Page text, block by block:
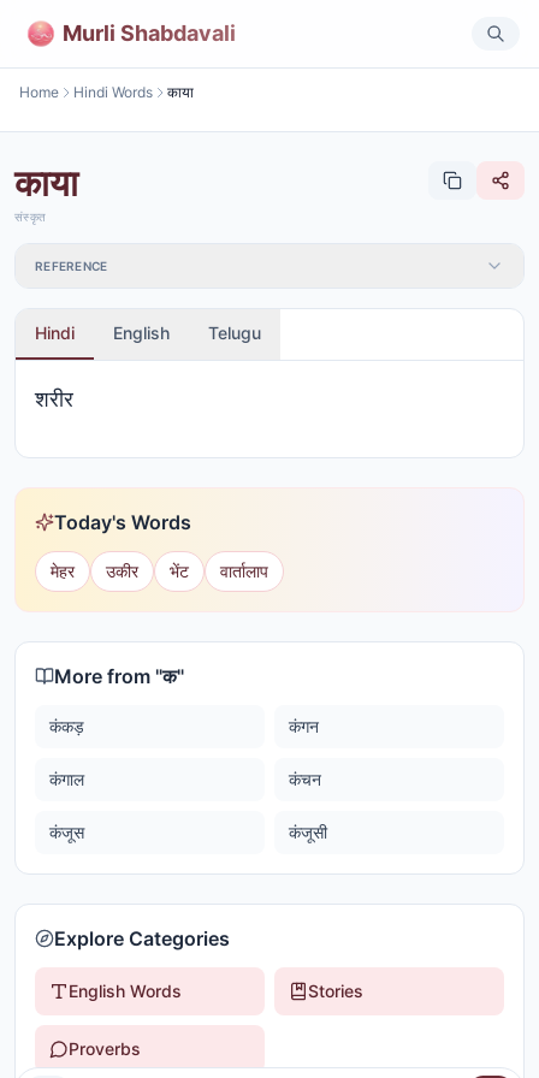
Murli Shabdavali
Home Hindi Words काया
काया
संस्कृत
REFERENCE
Hindi English Telugu
शरीर
Today's Words
मेहर उकीर भेंट वार्तालाप
More from "क"
कंकड़ कंगन
कंगाल कंचन
कंजूस कंजूसी
Explore Categories
English Words Stories
Proverbs